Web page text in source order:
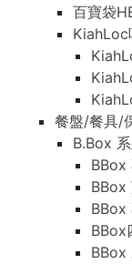
百寶袋
KiahLoc
餐盤/餐具/
B.Box
BBox
BBox
BBox
BBox
BBox